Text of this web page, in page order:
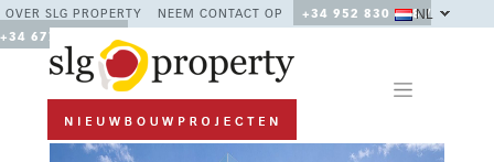
OVER SLG PROPERTY NEEM CONTACT OP
+34 952 830 378 /
+34 677 670 480
NL